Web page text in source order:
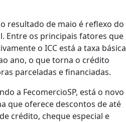
resultado de maio é reflexo do
Entre os principais fatores que
o ICC está a taxa básica
ano, o que torna o crédito
parceladas e financiadas.
a FecomercioSP, está o novo
que oferece descontos de até
crédito, cheque especial e